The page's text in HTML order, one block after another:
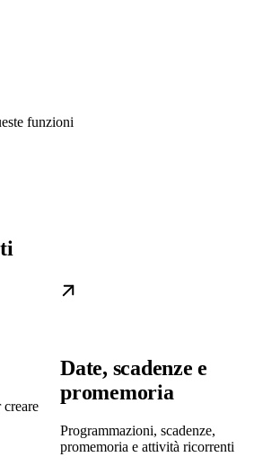
funzioni
Date, scadenze e
promemoria
Programmazioni, scadenze,
promemoria e attività ricorrenti